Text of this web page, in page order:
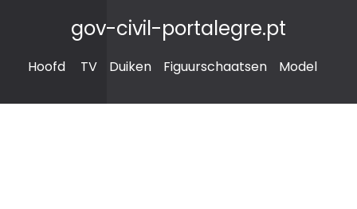
gov-civil-portalegre.pt
Hoofd TV Duiken Figuurschaatsen Model